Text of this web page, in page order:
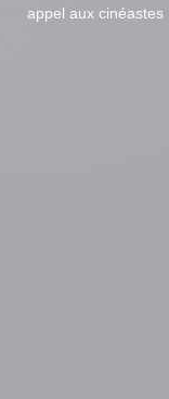
appel aux cinéastes